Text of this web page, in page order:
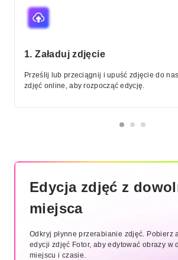
1. Załaduj zdjęcie
Prześlij lub przeciągnij i upuść zdjęcie do
zdjęć online, aby rozpocząć edycję.
Edycja zdjęć z
miejsca
Odkryj płynne przerabianie zdjęć. Pobierz
edycji zdjęć Fotor, aby edytować obrazy w
miejscu i czasie.